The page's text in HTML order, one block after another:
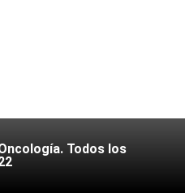
Todos los